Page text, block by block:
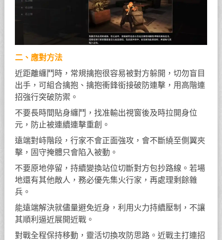
二、應對方法
近距離纏鬥時，常規擒抱很容易被對方躲開，切勿盲目
出手，可組合擒抱、擒抱衝鋒銜接破防連擊，用高階連
招強行突破防禦。
不要長時間貼身纏鬥，找准輸出視窗後及時拉開身位
元，防止被連續連擊重創。
遠端對峙階段，行家不會正面強攻，會不斷繞至側翼夾
擊，固守掩體只會陷入被動。
不要原地停留，持續變換站位切斷對方包抄路線。若場
地還有其他敵人，務必優先集火行家，再處理剩餘雜
兵。
能遠端解決就儘量避免近身，利用火力持續壓制，不讓
其順利逼近展開近戰。
對戰全程保持移動，靈活切換攻防思路。近戰主打連招